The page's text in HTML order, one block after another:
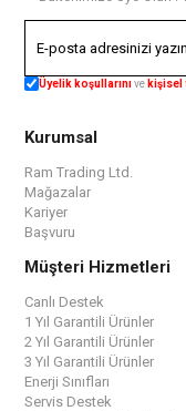
Üyelik koşullarınıve kişisel
Kurumsal
Ram Trading Ltd.
Mağazalar
Kariyer
Başvuru
Müşteri Hizmetleri
Canlı Destek
1 Yıl Garantili Ürünler
2 Yıl Garantili Ürünler
3 Yıl Garantili Ürünler
Enerji Sınıfları
Servis Destek